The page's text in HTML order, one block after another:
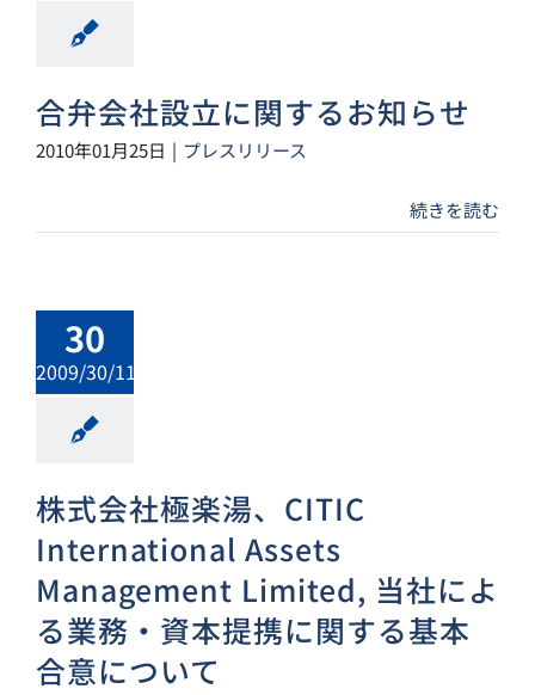
合弁会社設立に関するお知らせ
2010年01月25日 | プレスリリース
続きを読む
30
2009/30/11
株式会社極楽湯、CITIC
International Assets
Management Limited, 当社によ
る業務・資本提携に関する基本
合意について